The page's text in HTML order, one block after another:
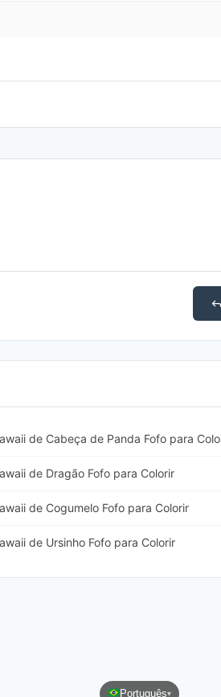
de Cabeça de Panda Fofo para
de Dragão Fofo para Colorir
de Cogumelo Fofo para Colorir
de Ursinho Fofo para Colorir
Português▾